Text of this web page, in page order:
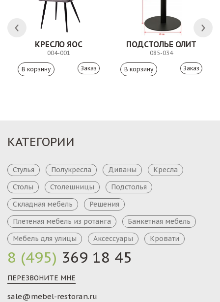
КРЕСЛО ЯОС
004-001
Заказ
ПОДСТОЛЬЕ ОЛИТ
085-034
Заказ
8 (495) 369 18 45
ПЕРЕЗВОНИТЕ МНЕ
sale@mebel-restoran.ru
КАТЕГОРИИ
Стулья Полукресла Диваны
Кресла
Столы
Столешницы
Подстолья
Складная мебель
Решения
Плетеная мебель из ротанга
Банкетная мебель
Мебель для улицы
Аксессуары Кровати